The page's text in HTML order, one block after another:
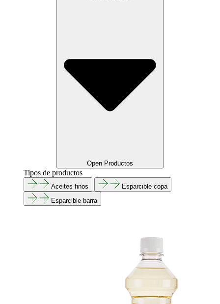
Open Productos
Tipos de productos
Aceites finos
Esparcible copa
Esparcible barra